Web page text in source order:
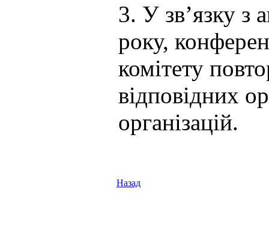
3. У зв’язку з
року,
комітету
відповідних
організацій.
Назад